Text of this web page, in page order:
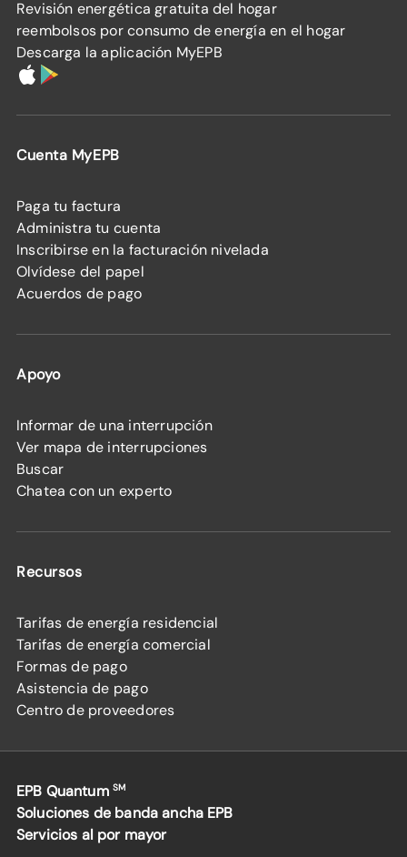
Revisión energética gratuita del hogar
reembolsos por consumo de energía en el hogar
Descarga la aplicación MyEPB
Cuenta MyEPB
Paga tu factura
Administra tu cuenta
Inscribirse en la facturación nivelada
Olvídese del papel
Acuerdos de pago
Apoyo
Informar de una interrupción
Ver mapa de interrupciones
Buscar
Chatea con un experto
Recursos
Tarifas de energía residencial
Tarifas de energía comercial
Formas de pago
Asistencia de pago
Centro de proveedores
EPB Quantum SM
Soluciones de banda ancha EPB
Servicios al por mayor